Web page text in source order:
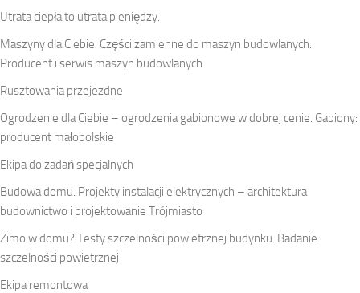
Utrata ciepła to utrata pieniędzy.
Maszyny dla Ciebie. Części zamienne do maszyn budowlanych.
Producent i serwis maszyn budowlanych
Rusztowania przejezdne
Ogrodzenie dla Ciebie – ogrodzenia gabionowe w dobrej cenie. Gabiony:
producent małopolskie
Ekipa do zadań specjalnych
Budowa domu. Projekty instalacji elektrycznych – architektura
budownictwo i projektowanie Trójmiasto
Zimo w domu? Testy szczelności powietrznej budynku. Badanie
szczelności powietrznej
Ekipa remontowa